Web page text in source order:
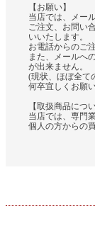
【お願い】
当店では、メー
ご注文、お問い
いいたします。
お電話からのご
また、メールへ
が出来ません。
(現状、ほぼ全て
何卒宜しくお願
【取扱商品につ
当店では、専門
個人の方からの